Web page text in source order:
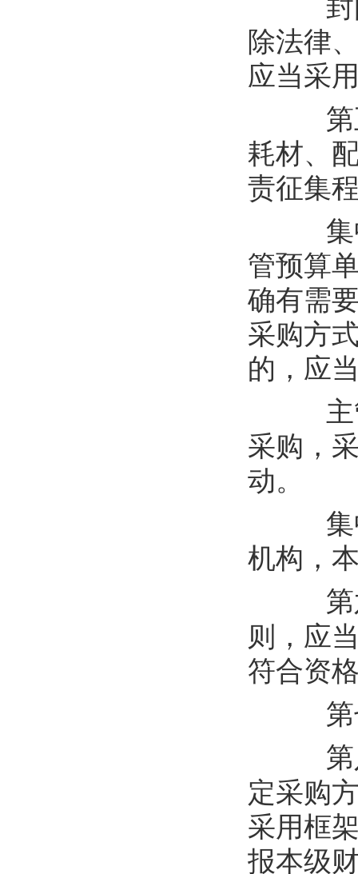
除法律
应当采
耗材、
责征集
管预算
确有需
采购方
的，应
采购，
动。
机构，
第
则，应
符合资
定采购
采用框
报本级